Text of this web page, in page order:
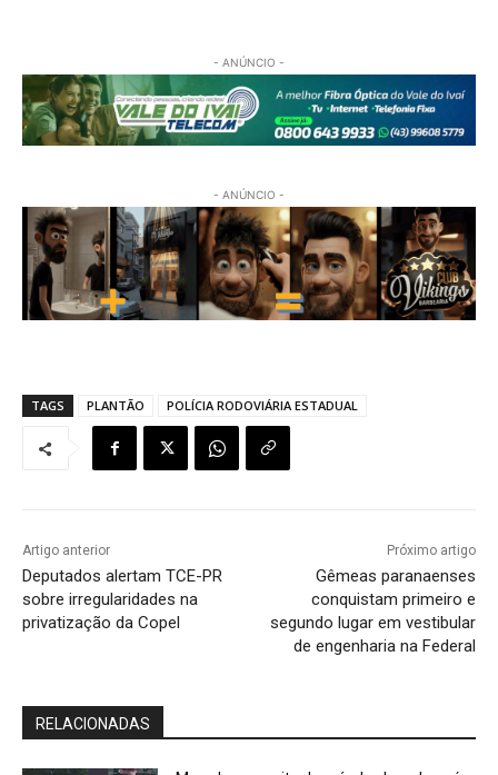
- ANÚNCIO -
- ANÚNCIO -
TAGS PLANTÃO POLÍCIA RODOVIÁRIA ESTADUAL
Artigo anterior
Deputados alertam TCE-PR
sobre irregularidades na
privatização da Copel
Próximo artigo
Gêmeas paranaenses
conquistam primeiro e
segundo lugar em vestibular
de engenharia na Federal
RELACIONADAS